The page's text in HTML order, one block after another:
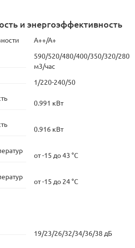
и энергоэффективность
А++/А+
590/520/480/400/350/320/280
м3/час
1/220-240/50
0.991 кВт
0.916 кВт
от -15 до 43 °C
от -15 до 24 °C
19/23/26/32/34/36/38 дБ